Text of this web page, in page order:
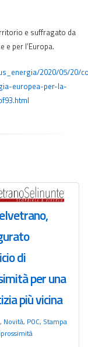
e suffragato da
e per l’Europa.
2020/05/20/
europea-per-la-
di
per una
più vicina
, Novità, POC, Stampa